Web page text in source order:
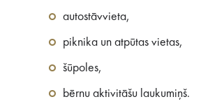
autostāvvieta,
piknika un atpūtas vietas,
šūpoles,
bērnu aktivitāšu laukumiņš.